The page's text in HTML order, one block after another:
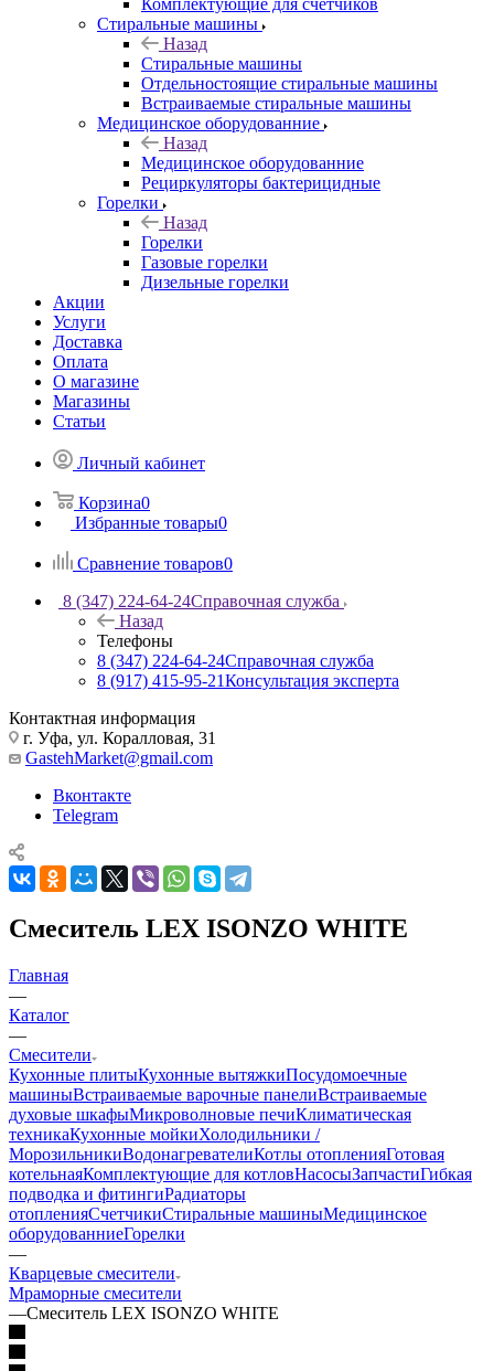
Комплектующие для счетчиков
Стиральные машины
Назад
Стиральные машины
Отдельностоящие стиральные машины
Встраиваемые стиральные машины
Медицинское оборудованние
Назад
Медицинское оборудованние
Рециркуляторы бактерицидные
Горелки
Назад
Горелки
Газовые горелки
Дизельные горелки
Акции
Услуги
Доставка
Оплата
О магазине
Магазины
Статьи
Личный кабинет
Корзина0
Избранные товары0
Сравнение товаров0
8 (347) 224-64-24Справочная служба
Назад
Телефоны
8 (347) 224-64-24Справочная служба
8 (917) 415-95-21Консультация эксперта
Контактная информация
г. Уфа, ул. Коралловая, 31
GastehMarket@gmail.com
Вконтакте
Telegram
Смеситель LEX ISONZO WHITE
Главная
—
Каталог
—
Смесители
Кухонные плитыКухонные вытяжкиПосудомоечные
машиныВстраиваемые варочные панелиВстраиваемые
духовые шкафыМикроволновые печиКлиматическая
техникаКухонные мойкиХолодильники /
МорозильникиВодонагревателиКотлы отопленияГотовая
котельнаяКомплектующие для котловНасосыЗапчастиГибкая
подводка и фитингиРадиаторы
отопленияСчетчикиСтиральные машиныМедицинское
оборудованниеГорелки
—
Кварцевые смесители
Мраморные смесители
—Смеситель LEX ISONZO WHITE